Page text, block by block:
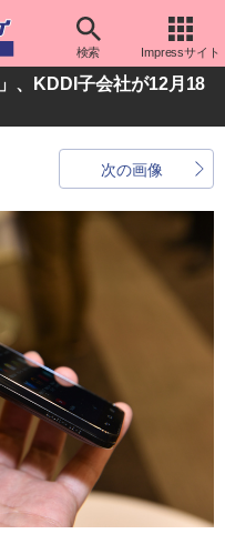
検索 Impressサイト
、KDDI子会社が12月18
次の画像